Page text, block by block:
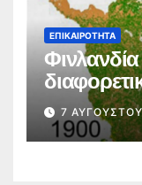
ΕΠΙΚΑΙΡΌΤΗΤΑ
7